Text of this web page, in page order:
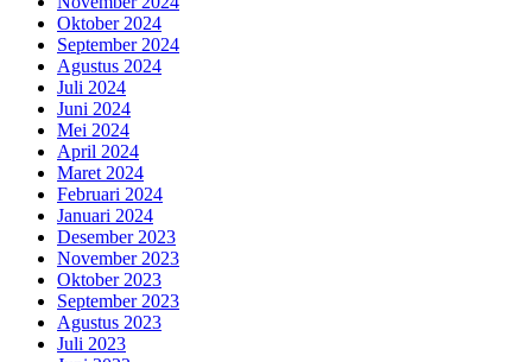
Oktober 2024
September 2024
Agustus 2024
Juli 2024
Juni 2024
Mei 2024
April 2024
Maret 2024
Februari 2024
Januari 2024
Desember 2023
November 2023
Oktober 2023
September 2023
Agustus 2023
Juli 2023